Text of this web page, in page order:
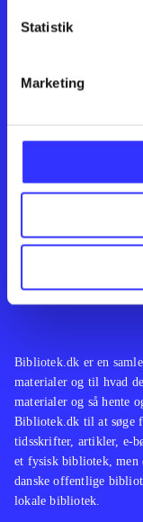
Statistik
Marketing
Bibliotek.dk er en
materialer og til hvad
materialer og så hente
Bibliotek.dk til at søge
tidsskrifter, artikler, e-
et fysisk bibliotek, men
danske offentlige
lokale bibliotek.
Kontakt os
English